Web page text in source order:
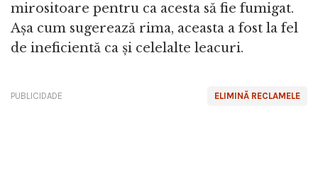
mirositoare pentru ca acesta să fie fumigat.
Așa cum sugerează rima, aceasta a fost la fel
de ineficientă ca și celelalte leacuri.
ELIMINĂ RECLAMELE
PUBLICIDADE